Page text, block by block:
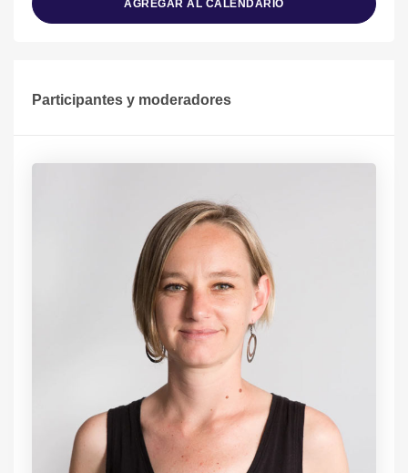
AGREGAR AL CALENDARIO
Participantes y moderadores